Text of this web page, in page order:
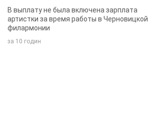
певица
В выплату не была включена зарплата
артистки за время работы в Черновицкой
филармонии
за 10 годин